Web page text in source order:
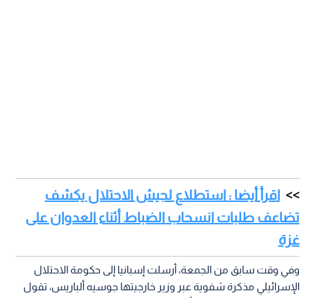
اقرأ أيضا : استطلاع لجيش الاحتلال يكشف
تضاعف طلبات انسحاب الضباط أثناء العدوان على
غزة
وفي وقت سابق من الجمعة، أرسلت إسبانيا إلى حكومة الاحتلال
الإسرائيلي مذكرة شفوية عبر وزير خارجيتها جوسيه ألباريس، تقول